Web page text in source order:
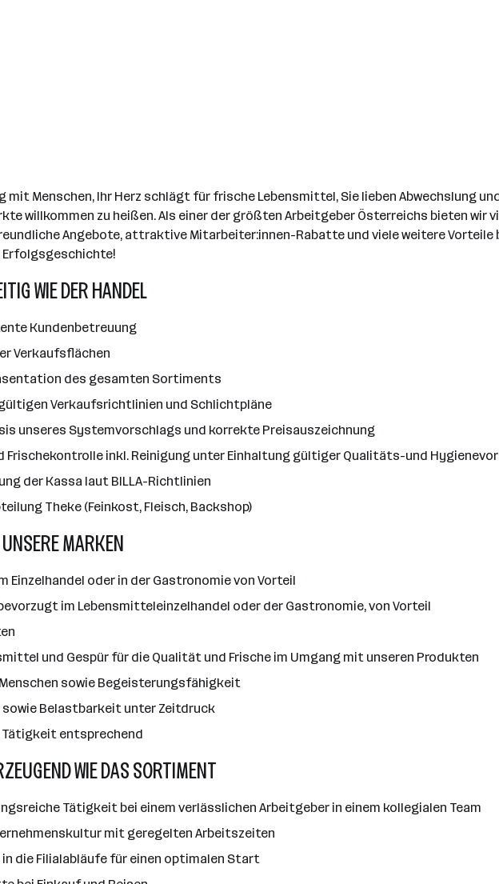
mit Menschen, Ihr Herz schlägt für frische Lebensmittel, Sie lieben Abwechslung
willkommen zu heißen. Als einer der größten Arbeitgeber Österreichs bieten
Angebote, attraktive Mitarbeiter:innen-Rabatte und viele weitere
Erfolgsgeschichte!
WIE DER HANDEL
Kundenbetreuung
Verkaufsflächen
des gesamten Sortiments
Verkaufsrichtlinien und Schlichtpläne
unseres Systemvorschlags und korrekte Preisauszeichnung
Frischekontrolle inkl. Reinigung unter Einhaltung gültiger Qualitäts-und
der Kassa laut BILLA-Richtlinien
Theke (Feinkost, Fleisch, Backshop)
MARKEN
Einzelhandel oder in der Gastronomie von Vorteil
im Lebensmitteleinzelhandel oder der Gastronomie, von Vorteil
und Gespür für die Qualität und Frische im Umgang mit unseren Produkten
sowie Begeisterungsfähigkeit
Belastbarkeit unter Zeitdruck
entsprechend
WIE DAS SORTIMENT
Tätigkeit bei einem verlässlichen Arbeitgeber in einem kollegialen Team
mit geregelten Arbeitszeiten
die Filialabläufe für einen optimalen Start